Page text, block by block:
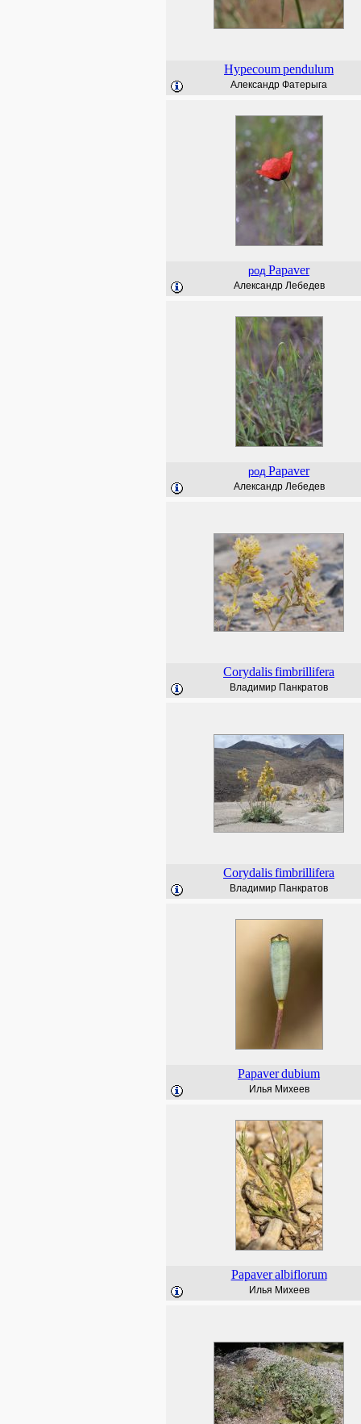
Hypecoumpendulum
Александр Фатерыга
род Papaver
Александр Лебедев
род Papaver
Александр Лебедев
Corydalisfimbrillifera
Владимир Панкратов
Corydalisfimbrillifera
Владимир Панкратов
Papaverdubium
Илья Михеев
Papaver albiflorum
Илья Михеев